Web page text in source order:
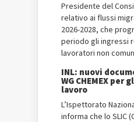
Presidente del
relativo ai flussi
2026-2028, che
periodo gli ingressi
lavoratori non
INL: nuovi
WG CHEMEX
lavoro
L’Ispettorato
informa che lo SLIC